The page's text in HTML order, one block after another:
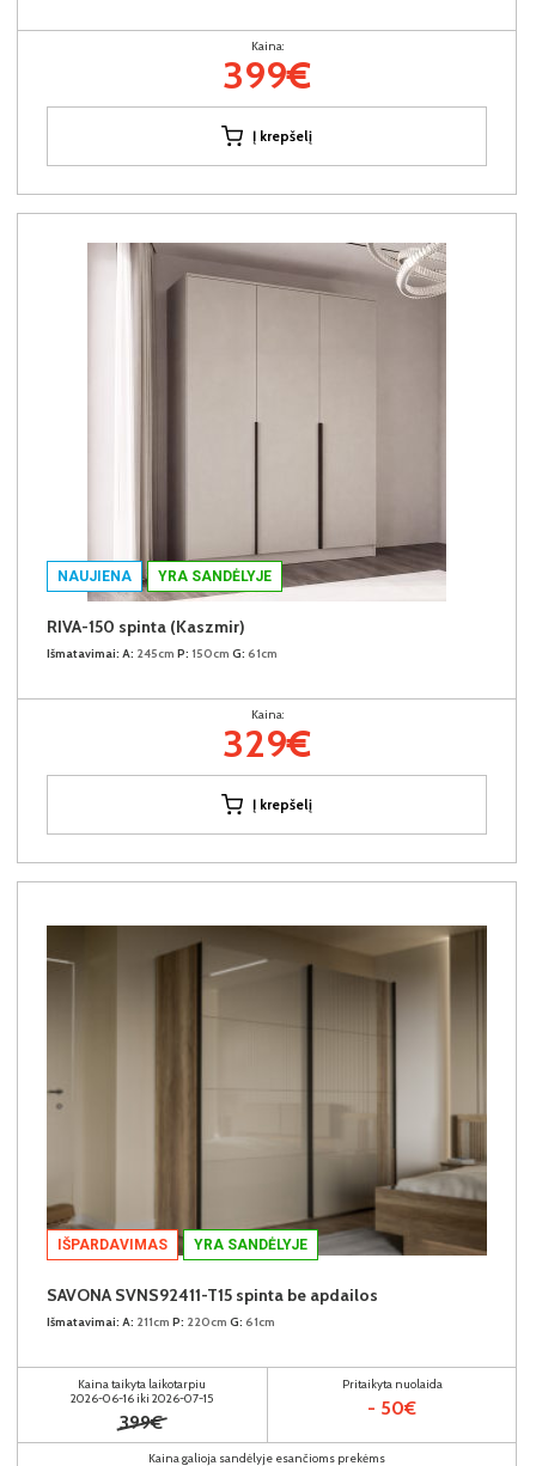
Kaina:
399€
Į krepšelį
NAUJIENA YRA SANDĖLYJE
RIVA-150 spinta (Kaszmir)
Išmatavimai: A: 245cm P: 150cm G: 61cm
Kaina:
329€
Į krepšelį
IŠPARDAVIMAS YRA SANDĖLYJE
SAVONA SVNS92411-T15 spinta be apdailos
Išmatavimai: A: 211cm P: 220cm G: 61cm
Kaina taikyta laikotarpiu
2026-06-16 iki 2026-07-15
399€
Pritaikyta nuolaida
- 50€
Kaina galioja sandėlyje esančioms prekėms